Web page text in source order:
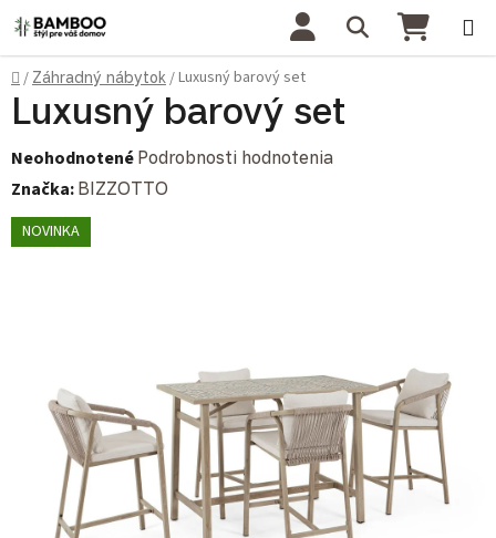
Prejsť na obsah Hľadať
Domov
/ Záhradný nábytok /Luxusný barový set
Luxusný barový set
Priemerné hodnotenie produktu je 0,0 z 5 hviezdičiek.
Neohodnotené Podrobnosti hodnotenia
Značka: BIZZOTTO
NOVINKA